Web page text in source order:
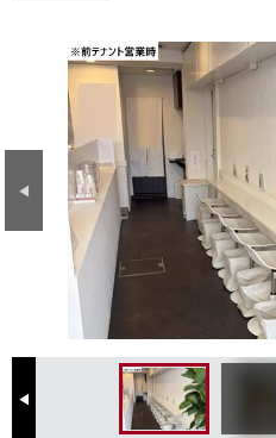
Previous
Previous